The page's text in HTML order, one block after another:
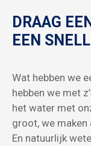
DRAAG
EEN
Wat hebben we
hebben we met
het water met
groot, we
En natuurlijk